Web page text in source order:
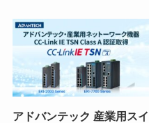
アドバンテック 産業用スイ